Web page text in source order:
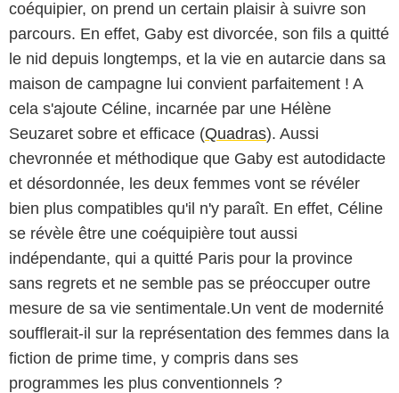
coéquipier, on prend un certain plaisir à suivre son
parcours. En effet, Gaby est divorcée, son fils a quitté
le nid depuis longtemps, et la vie en autarcie dans sa
maison de campagne lui convient parfaitement ! A
cela s'ajoute Céline, incarnée par une Hélène
Seuzaret sobre et efficace (Quadras). Aussi
chevronnée et méthodique que Gaby est autodidacte
et désordonnée, les deux femmes vont se révéler
bien plus compatibles qu'il n'y paraît. En effet, Céline
se révèle être une coéquipière tout aussi
indépendante, qui a quitté Paris pour la province
sans regrets et ne semble pas se préoccuper outre
mesure de sa vie sentimentale.Un vent de modernité
soufflerait-il sur la représentation des femmes dans la
fiction de prime time, y compris dans ses
programmes les plus conventionnels ?